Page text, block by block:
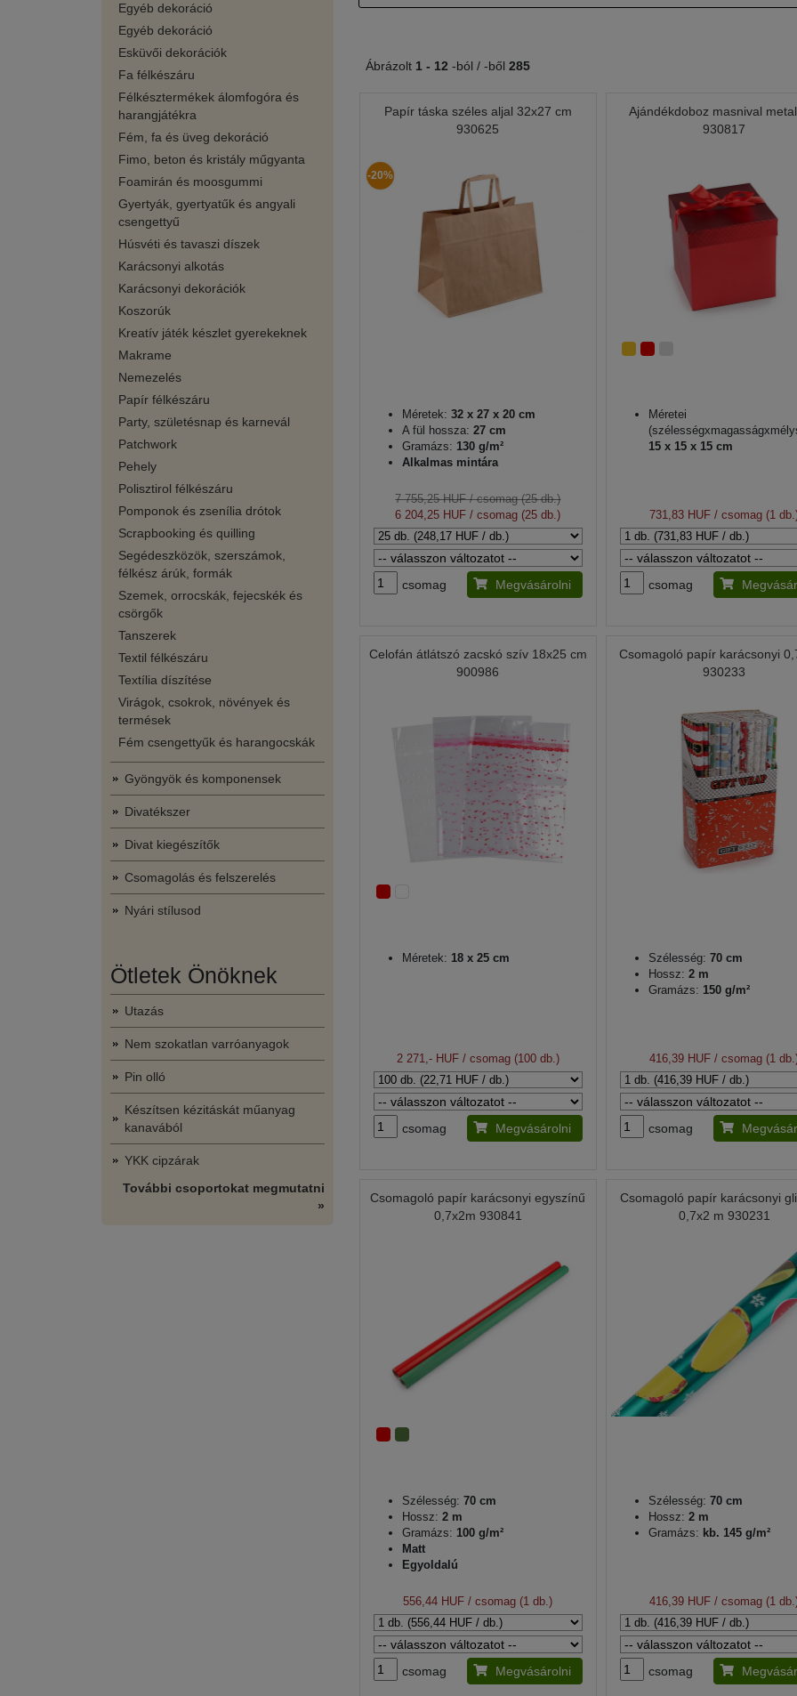
Egyéb dekoráció
Egyéb dekoráció
Esküvői dekorációk
Fa félkészáru
Félkésztermékek álomfogóra és
harangjátékra
Fém, fa és üveg dekoráció
Fimo, beton és kristály műgyanta
Foamirán és moosgummi
Gyertyák, gyertyatűk és angyali
csengettyű
Húsvéti és tavaszi díszek
Karácsonyi alkotás
Karácsonyi dekorációk
Koszorúk
Kreatív játék készlet gyerekeknek
Makrame
Nemezelés
Papír félkészáru
Party, születésnap és karnevál
Patchwork
Pehely
Polisztirol félkészáru
Pomponok és zsenília drótok
Scrapbooking és quilling
Segédeszközök, szerszámok,
félkész árúk, formák
Szemek, orrocskák, fejecskék és
csörgők
Tanszerek
Textil félkészáru
Textília díszítése
Virágok, csokrok, növények és
termések
Fém csengettyűk és harangocskák
Gyöngyök és komponensek
Divatékszer
Divat kiegészítők
Csomagolás és felszerelés
Nyári stílusod
Ötletek Önöknek
Utazás
Nem szokatlan varróanyagok
Pin olló
Készítsen kézitáskát műanyag
kanavából
YKK cipzárak
További csoportokat megmutatni
»
Ábrázolt 1 - 12 -ból / -ből 285
Papír táska széles aljal 32x27 cm
930625
-20%
Méretek: 32 x 27 x 20 cm
A fül hossza: 27 cm
Gramázs: 130 g/m²
Alkalmas mintára
7 755,25 HUF/ csomag (25 db.)
6 204,25 HUF / csomag (25 db.)
csomag Megvásárolni
Ajándékdoboz masnival
930817
Méretei
15 x 15 x 15 cm
731,83 HUF / csomag (1
csomag
Celofán átlátszó zacskó szív 18x25 cm
900986
Méretek: 18 x 25 cm
2 271,- HUF/ csomag (100 db.)
csomag Megvásárolni
Csomagoló papír karácsonyi
930233
Szélesség: 70 cm
Hossz: 2 m
Gramázs: 150 g/m²
416,39 HUF / csomag (1
csomag
Csomagoló papír karácsonyi egyszínű
0,7x2m 930841
Szélesség: 70 cm
Hossz: 2 m
Gramázs: 100 g/m²
Matt
Egyoldalú
556,44 HUF / csomag (1 db.)
csomag Megvásárolni
Csomagoló papír karácsonyi
0,7x2 m 930231
Szélesség: 70 cm
Hossz: 2 m
Gramázs: kb. 145 g/m²
416,39 HUF / csomag (1
csomag